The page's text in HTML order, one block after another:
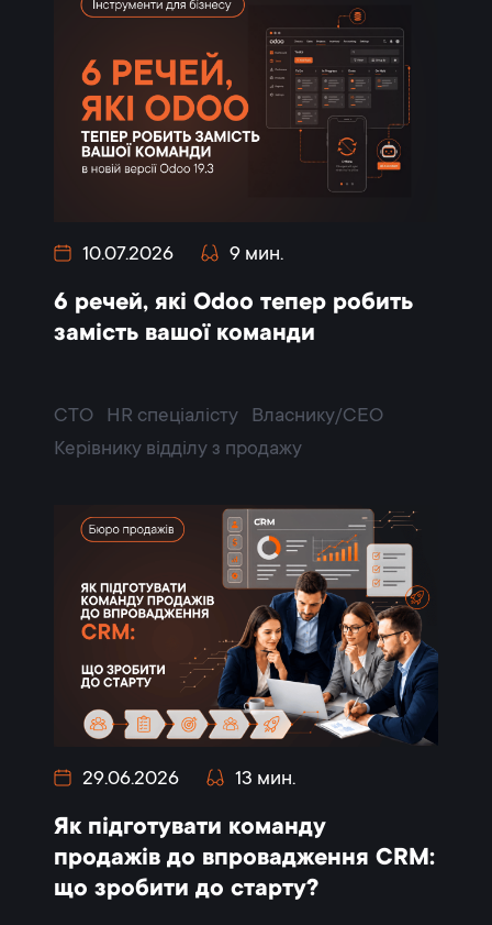
10.07.2026 9 мин.
6 речей, які Odoo тепер робить
замість вашої команди
CTO HR спеціалісту
Власнику/CEO
Керівнику відділу з продажу
29.06.2026 13 мин.
Як підготувати команду
продажів до впровадження CRM:
що зробити до старту?